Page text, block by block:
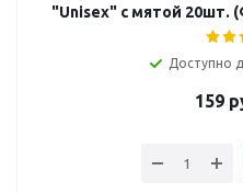
"Unisex" с мятой 20шт.
Доступно
159